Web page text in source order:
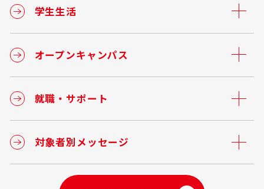
学生生活
オープンキャンパス
就職・サポート
対象者別メッセージ